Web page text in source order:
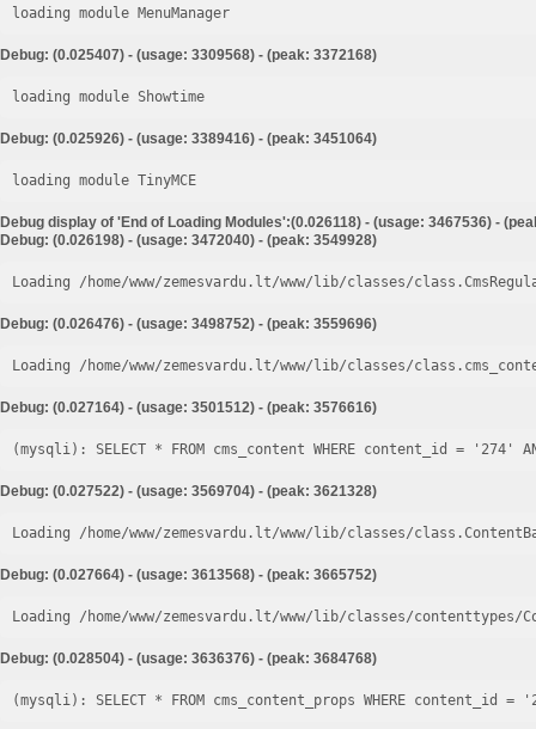
loading module MenuManager
Debug: (0.025407) - (usage: 3309568) - (peak: 3372168)
loading module Showtime
Debug: (0.025926) - (usage: 3389416) - (peak: 3451064)
loading module TinyMCE
Debug display of 'End of Loading Modules':(0.026118) - (usage: 3467536) -
Debug: (0.026198) - (usage: 3472040) - (peak: 3549928)
Loading /home/www/zemesvardu.lt/www/lib/classes/
Debug: (0.026476) - (usage: 3498752) - (peak: 3559696)
Loading /home/www/zemesvardu.lt/www/lib/classes/
Debug: (0.027164) - (usage: 3501512) - (peak: 3576616)
Debug: (0.027522) - (usage: 3569704) - (peak: 3621328)
Loading /home/www/zemesvardu.lt/www/lib/classes/
Debug: (0.027664) - (usage: 3613568) - (peak: 3665752)
Loading /home/www/zemesvardu.lt/www/lib/classes/
Debug: (0.028504) - (usage: 3636376) - (peak: 3684768)